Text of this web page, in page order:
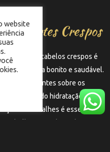
Cortes Crespos
dos cabelos crespos é
se mantenha bonito e saudável.
os clientes sobre os
incluindo hidratação,
aos detalhes é essencial
website